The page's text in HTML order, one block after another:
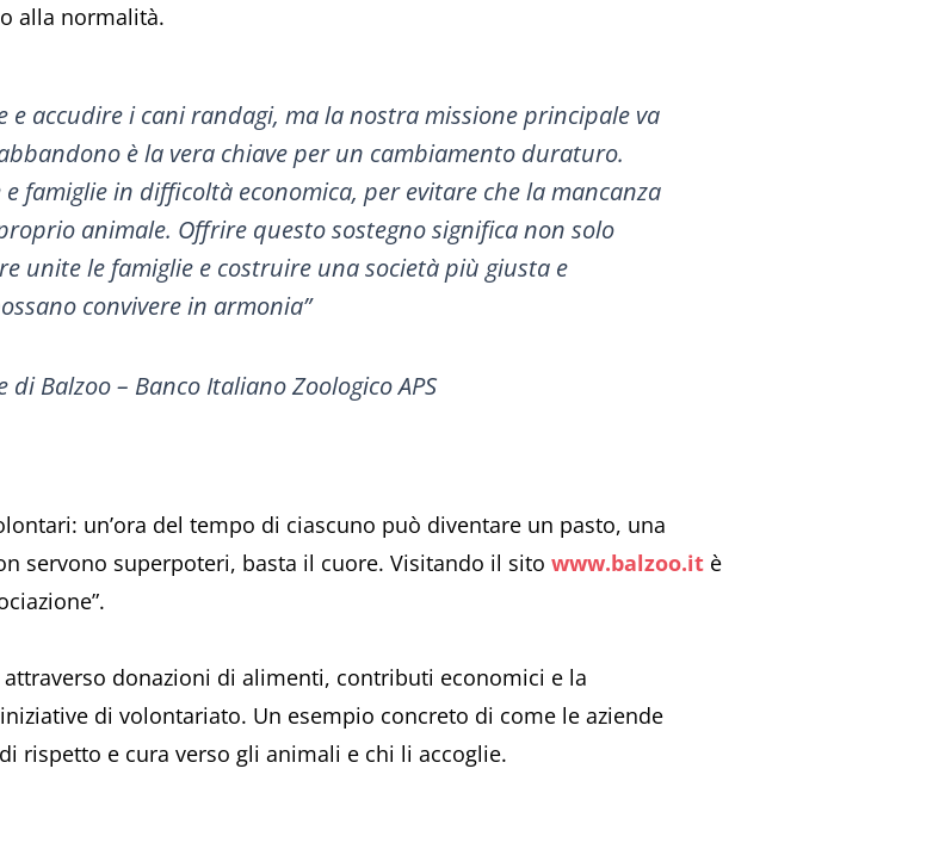
alla normalità.
e accudire i cani randagi, ma la nostra missione principale va
è la vera chiave per un cambiamento duraturo.
famiglie in difficoltà economica, per evitare che la mancanza
animale. Offrire questo sostegno significa non solo
unite le famiglie e costruire una società più giusta e
convivere in armonia”
Balzoo – Banco Italiano Zoologico APS
un’ora del tempo di ciascuno può diventare un pasto, una
servono superpoteri, basta il cuore. Visitando il sito www.balzoo.it è
donazioni di alimenti, contributi economici e la
di volontariato. Un esempio concreto di come le aziende
rispetto e cura verso gli animali e chi li accoglie.